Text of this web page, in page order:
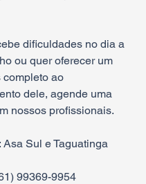
dificuldades no dia a
ou quer oferecer um
ao
dele, agende uma
nossos profissionais.
Asa Sul e Taguatinga
99369-9954